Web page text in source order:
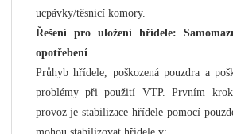
ucpávky/těsnicí komory.
Řešení pro uložení hřídele:
opotřebení
Průhyb hřídele, poškozená pouzdra a
problémy při použití VTP. Prvním
provoz je stabilizace hřídele pomocí